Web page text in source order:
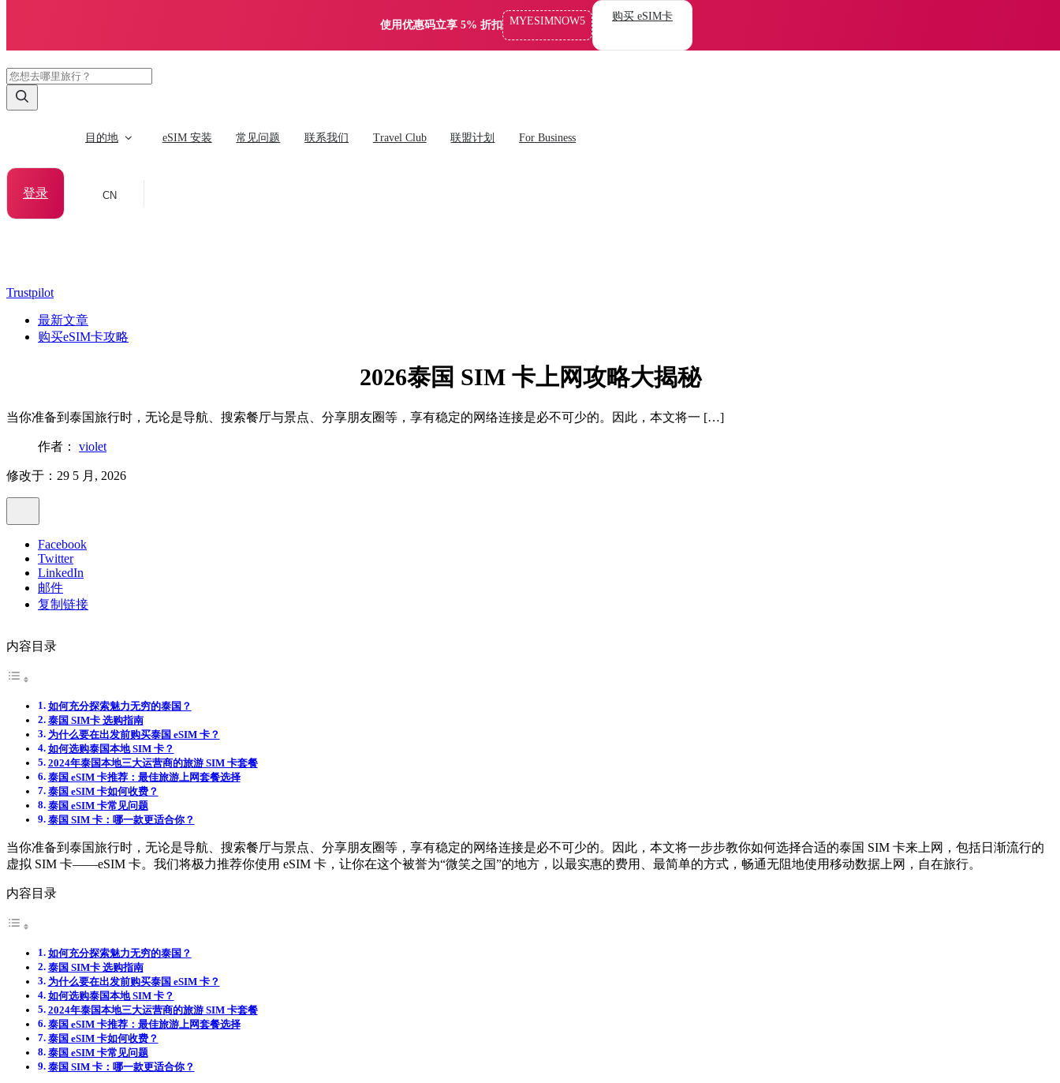
使用优惠码立享 5% 折扣 MYESIMNOW5 购买 eSIM卡
目的地 eSIM 安装 常见问题 联系我们 Travel Club 联盟计划 For Business
登录 CN
Trustpilot
最新文章
购买eSIM卡攻略
2026泰国 SIM 卡上网攻略大揭秘
当你准备到泰国旅行时，无论是导航、搜索餐厅与景点、分享朋友圈等，享有稳定的网络连接是必不可少的。因此，本文将一 […]
作者： violet
修改于：29 5 月, 2026
Facebook
Twitter
LinkedIn
邮件
复制链接
内容目录
如何充分探索魅力无穷的泰国？
泰国 SIM卡 选购指南
为什么要在出发前购买泰国 eSIM 卡？
如何选购泰国本地 SIM 卡？
2024年泰国本地三大运营商的旅游 SIM 卡套餐
泰国 eSIM 卡推荐：最佳旅游上网套餐选择
泰国 eSIM 卡如何收费？
泰国 eSIM 卡常见问题
泰国 SIM 卡：哪一款更适合你？
当你准备到泰国旅行时，无论是导航、搜索餐厅与景点、分享朋友圈等，享有稳定的网络连接是必不可少的。因此，本文将一步步教你如何选择合适的泰国 SIM 卡来上网，包括日渐流行的
虚拟 SIM 卡——eSIM 卡。我们将极力推荐你使用 eSIM 卡，让你在这个被誉为“微笑之国”的地方，以最实惠的费用、最简单的方式，畅通无阻地使用移动数据上网，自在旅行。
内容目录
如何充分探索魅力无穷的泰国？
泰国 SIM卡 选购指南
为什么要在出发前购买泰国 eSIM 卡？
如何选购泰国本地 SIM 卡？
2024年泰国本地三大运营商的旅游 SIM 卡套餐
泰国 eSIM 卡推荐：最佳旅游上网套餐选择
泰国 eSIM 卡如何收费？
泰国 eSIM 卡常见问题
泰国 SIM 卡：哪一款更适合你？